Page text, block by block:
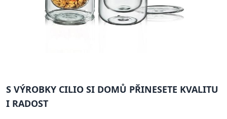
S VÝROBKY CILIO SI DOMŮ PŘINESETE KVALITU
I RADOST